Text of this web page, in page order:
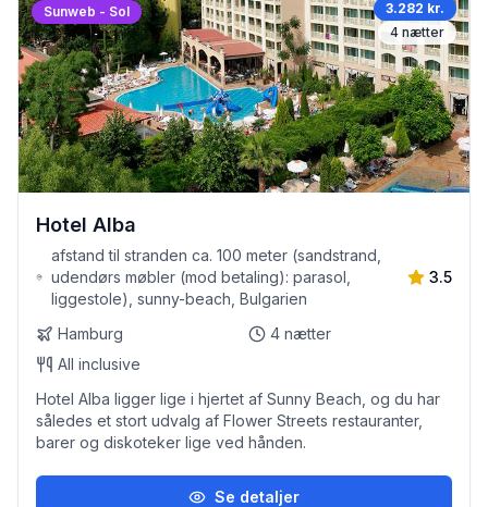
Sunweb - Sol
3.282 kr.
4 nætter
Hotel Alba
afstand til stranden ca. 100 meter (sandstrand,
udendørs møbler (mod betaling): parasol,
liggestole), sunny-beach, Bulgarien
3.5
Hamburg 4 nætter
All inclusive
Hotel Alba ligger lige i hjertet af Sunny Beach, og du har
således et stort udvalg af Flower Streets restauranter,
barer og diskoteker lige ved hånden.
Se detaljer